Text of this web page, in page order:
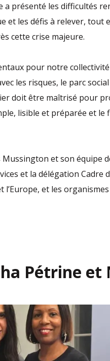
a présenté les difficultés
et les défis à relever, tout
cette crise majeure.
pour notre
les risques, le parc
doit être maîtrisé pour
lisible et préparée et le
et son équipe
et la délégation Cadre
et les
Pétrine et